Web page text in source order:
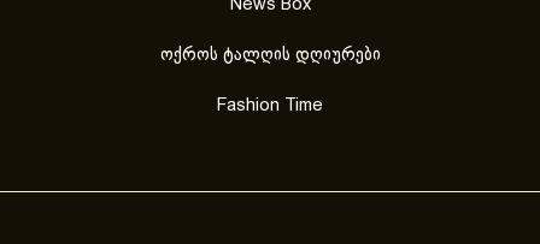
News Box
ოქროს ტალღის დღიურები
Fashion Time